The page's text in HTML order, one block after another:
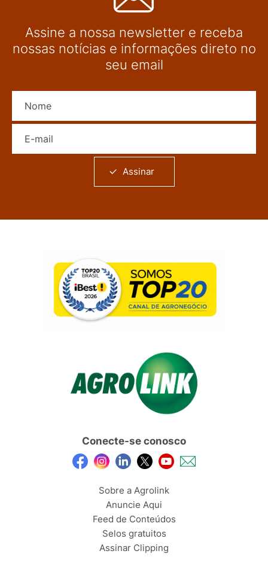
Assine a nossa newsletter e receba
nossas notícias e informações direto no
seu email
Assinar
Conecte-se conosco
Sobre a Agrolink
Anuncie Aqui
Feed de Conteúdos
Selos gratuitos
Assinar Clipping